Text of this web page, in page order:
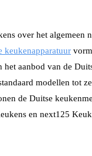
over het algemeen
keukenapparatuur
het aanbod van de
modellen tot
de Duitse
en next125